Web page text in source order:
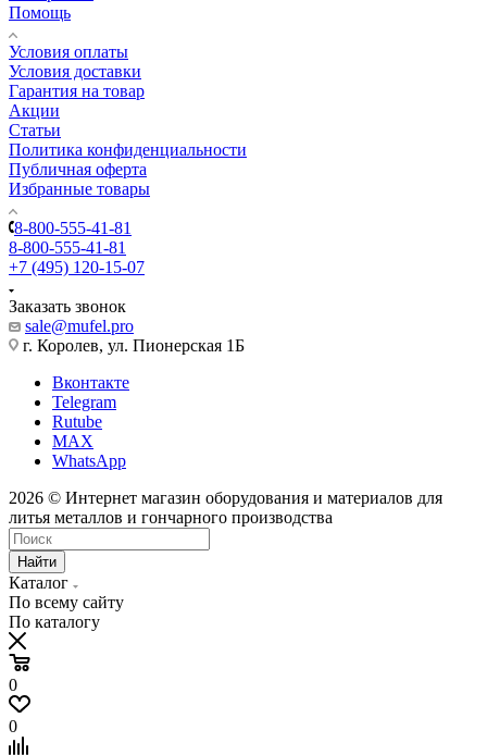
Помощь
Условия оплаты
Условия доставки
Гарантия на товар
Акции
Статьи
Политика конфиденциальности
Публичная оферта
Избранные товары
8-800-555-41-81
8-800-555-41-81
+7 (495) 120-15-07
Заказать звонок
sale@mufel.pro
г. Королев, ул. Пионерская 1Б
Вконтакте
Telegram
Rutube
MAX
WhatsApp
2026 © Интернет магазин оборудования и материалов для
литья металлов и гончарного производства
Найти
Каталог
По всему сайту
По каталогу
0
0